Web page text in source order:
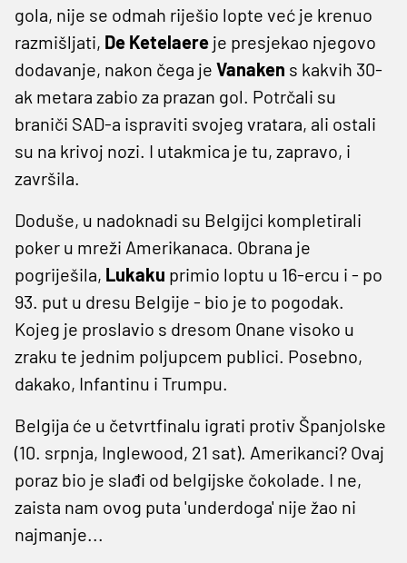
gola, nije se odmah riješio lopte već je krenuo
razmišljati, De Ketelaere je presjekao njegovo
dodavanje, nakon čega je Vanaken s kakvih 30-
ak metara zabio za prazan gol. Potrčali su
braniči SAD-a ispraviti svojeg vratara, ali ostali
su na krivoj nozi. I utakmica je tu, zapravo, i
završila.
Doduše, u nadoknadi su Belgijci kompletirali
poker u mreži Amerikanaca. Obrana je
pogriješila, Lukaku primio loptu u 16-ercu i - po
93. put u dresu Belgije - bio je to pogodak.
Kojeg je proslavio s dresom Onane visoko u
zraku te jednim poljupcem publici. Posebno,
dakako, Infantinu i Trumpu.
Belgija će u četvrtfinalu igrati protiv Španjolske
(10. srpnja, Inglewood, 21 sat). Amerikanci? Ovaj
poraz bio je slađi od belgijske čokolade. I ne,
zaista nam ovog puta 'underdoga' nije žao ni
najmanje...